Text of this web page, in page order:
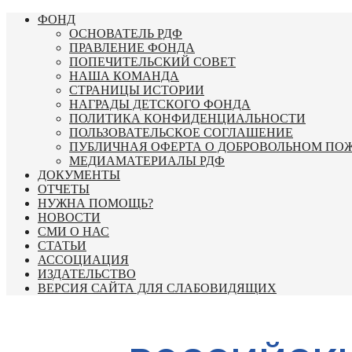
Перейти
содержимому
ФОНД
ОСНОВАТЕЛЬ РДФ
ПРАВЛЕНИЕ ФОНДА
ПОПЕЧИТЕЛЬСКИЙ СОВЕТ
НАША КОМАНДА
СТРАНИЦЫ ИСТОРИИ
НАГРАДЫ ДЕТСКОГО ФОНДА
ПОЛИТИКА КОНФИДЕНЦИАЛЬНОСТИ
ПОЛЬЗОВАТЕЛЬСКОЕ СОГЛАШЕНИЕ
ПУБЛИЧНАЯ ОФЕРТА О ДОБРОВОЛЬНОМ
МЕДИАМАТЕРИАЛЫ РДФ
ДОКУМЕНТЫ
ОТЧЕТЫ
НУЖНА ПОМОЩЬ?
НОВОСТИ
СМИ О НАС
СТАТЬИ
АССОЦИАЦИЯ
ИЗДАТЕЛЬСТВО
ВЕРСИЯ САЙТА ДЛЯ СЛАБОВИДЯЩИХ